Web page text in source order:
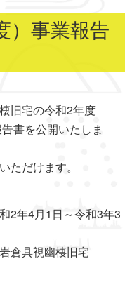
）事業報告
旧宅の令和2年度
書を公開いたしま
いただけます。
2年4月1日～令和3年3
倉具視幽棲旧宅